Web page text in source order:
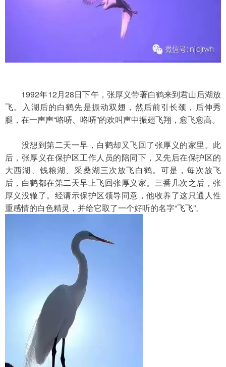
1992年12月28日下午，张厚义带著白鹤来到君山后湖放
飞。入湖后的白鹤先是振动双翅，然后前引长颈，后伸秀
腿，在一声声“咯哢、咯哢”的欢叫声中振翅飞翔，愈飞愈高。
没想到第二天一早，白鹤却又飞回了张厚义的家里。此
后，张厚义在保护区工作人员的陪同下，又先后在保护区的
大西湖、钱粮湖、采桑湖三次放飞白鹤。可是，每次放飞
后，白鹤都在第二天早上飞回张厚义家。三番几次之后，张
厚义没辙了。经请示保护区领导同意，他收养了这只通人性
重感情的白色精灵，并给它取了一个好听的名字“飞飞”。